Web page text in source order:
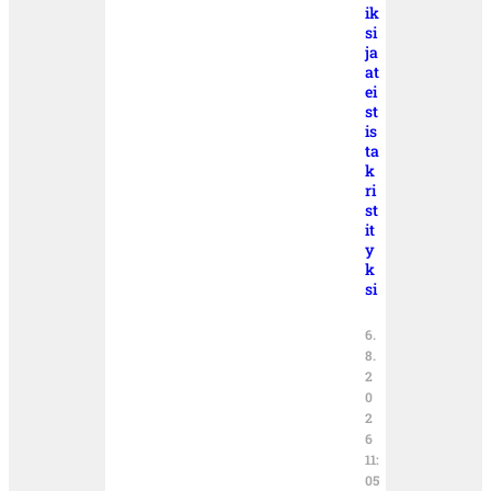
ik
si
ja
at
ei
st
is
ta
k
ri
st
it
y
k
si
6.
8.
2
0
2
6
11:
05